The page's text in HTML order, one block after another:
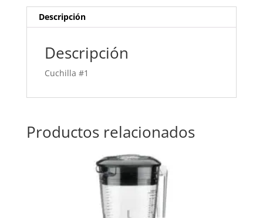
Descripción
Descripción
Cuchilla #1
Productos relacionados